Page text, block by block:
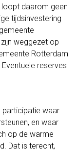
daarom geen
tijdsinvestering
weggezet op
Rotterdam
reserves
participatie waar
en waar
op de warme
Dat is terecht,